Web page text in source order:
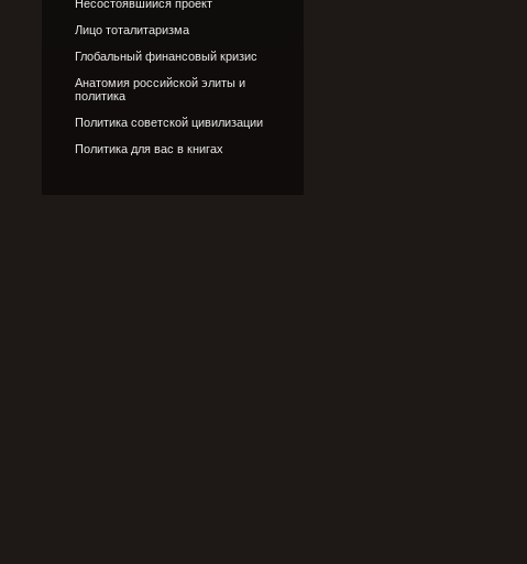
Несостоявшийся проект
Лицо тоталитаризма
Глобальный финансовый кризис
Анатомия российской элиты и
политика
Политика советской цивилизации
Политика для вас в книгах